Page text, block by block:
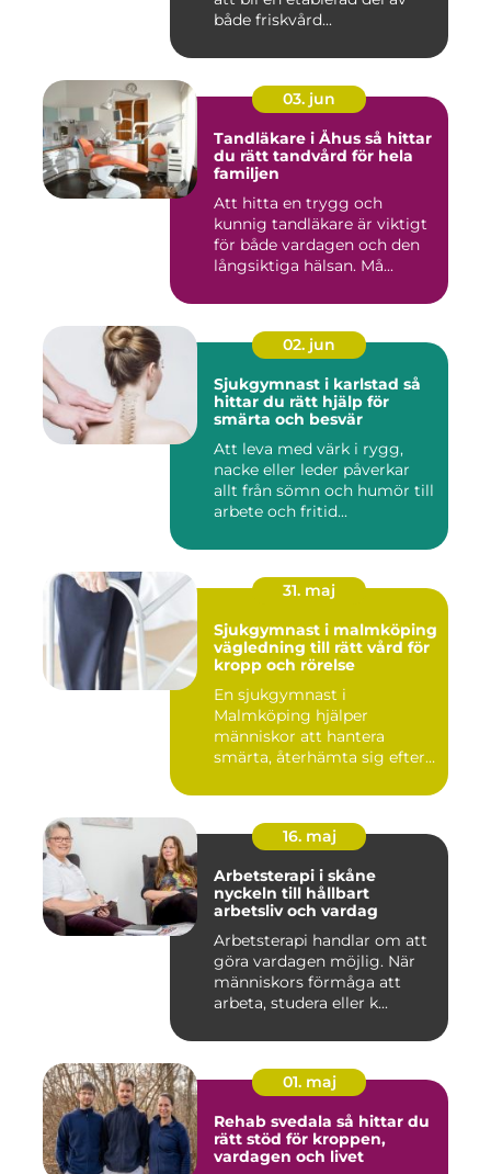
både friskvård...
03. jun
Tandläkare i Åhus så hittar
du rätt tandvård för hela
familjen
Att hitta en trygg och
kunnig tandläkare är viktigt
för både vardagen och den
långsiktiga hälsan. Må...
02. jun
Sjukgymnast i karlstad så
hittar du rätt hjälp för
smärta och besvär
Att leva med värk i rygg,
nacke eller leder påverkar
allt från sömn och humör till
arbete och fritid...
31. maj
Sjukgymnast i malmköping
vägledning till rätt vård för
kropp och rörelse
En sjukgymnast i
Malmköping hjälper
människor att hantera
smärta, återhämta sig efter
16. maj
Arbetsterapi i skåne
nyckeln till hållbart
arbetsliv och vardag
Arbetsterapi handlar om att
göra vardagen möjlig. När
människors förmåga att
arbeta, studera eller k...
01. maj
Rehab svedala så hittar du
rätt stöd för kroppen,
vardagen och livet